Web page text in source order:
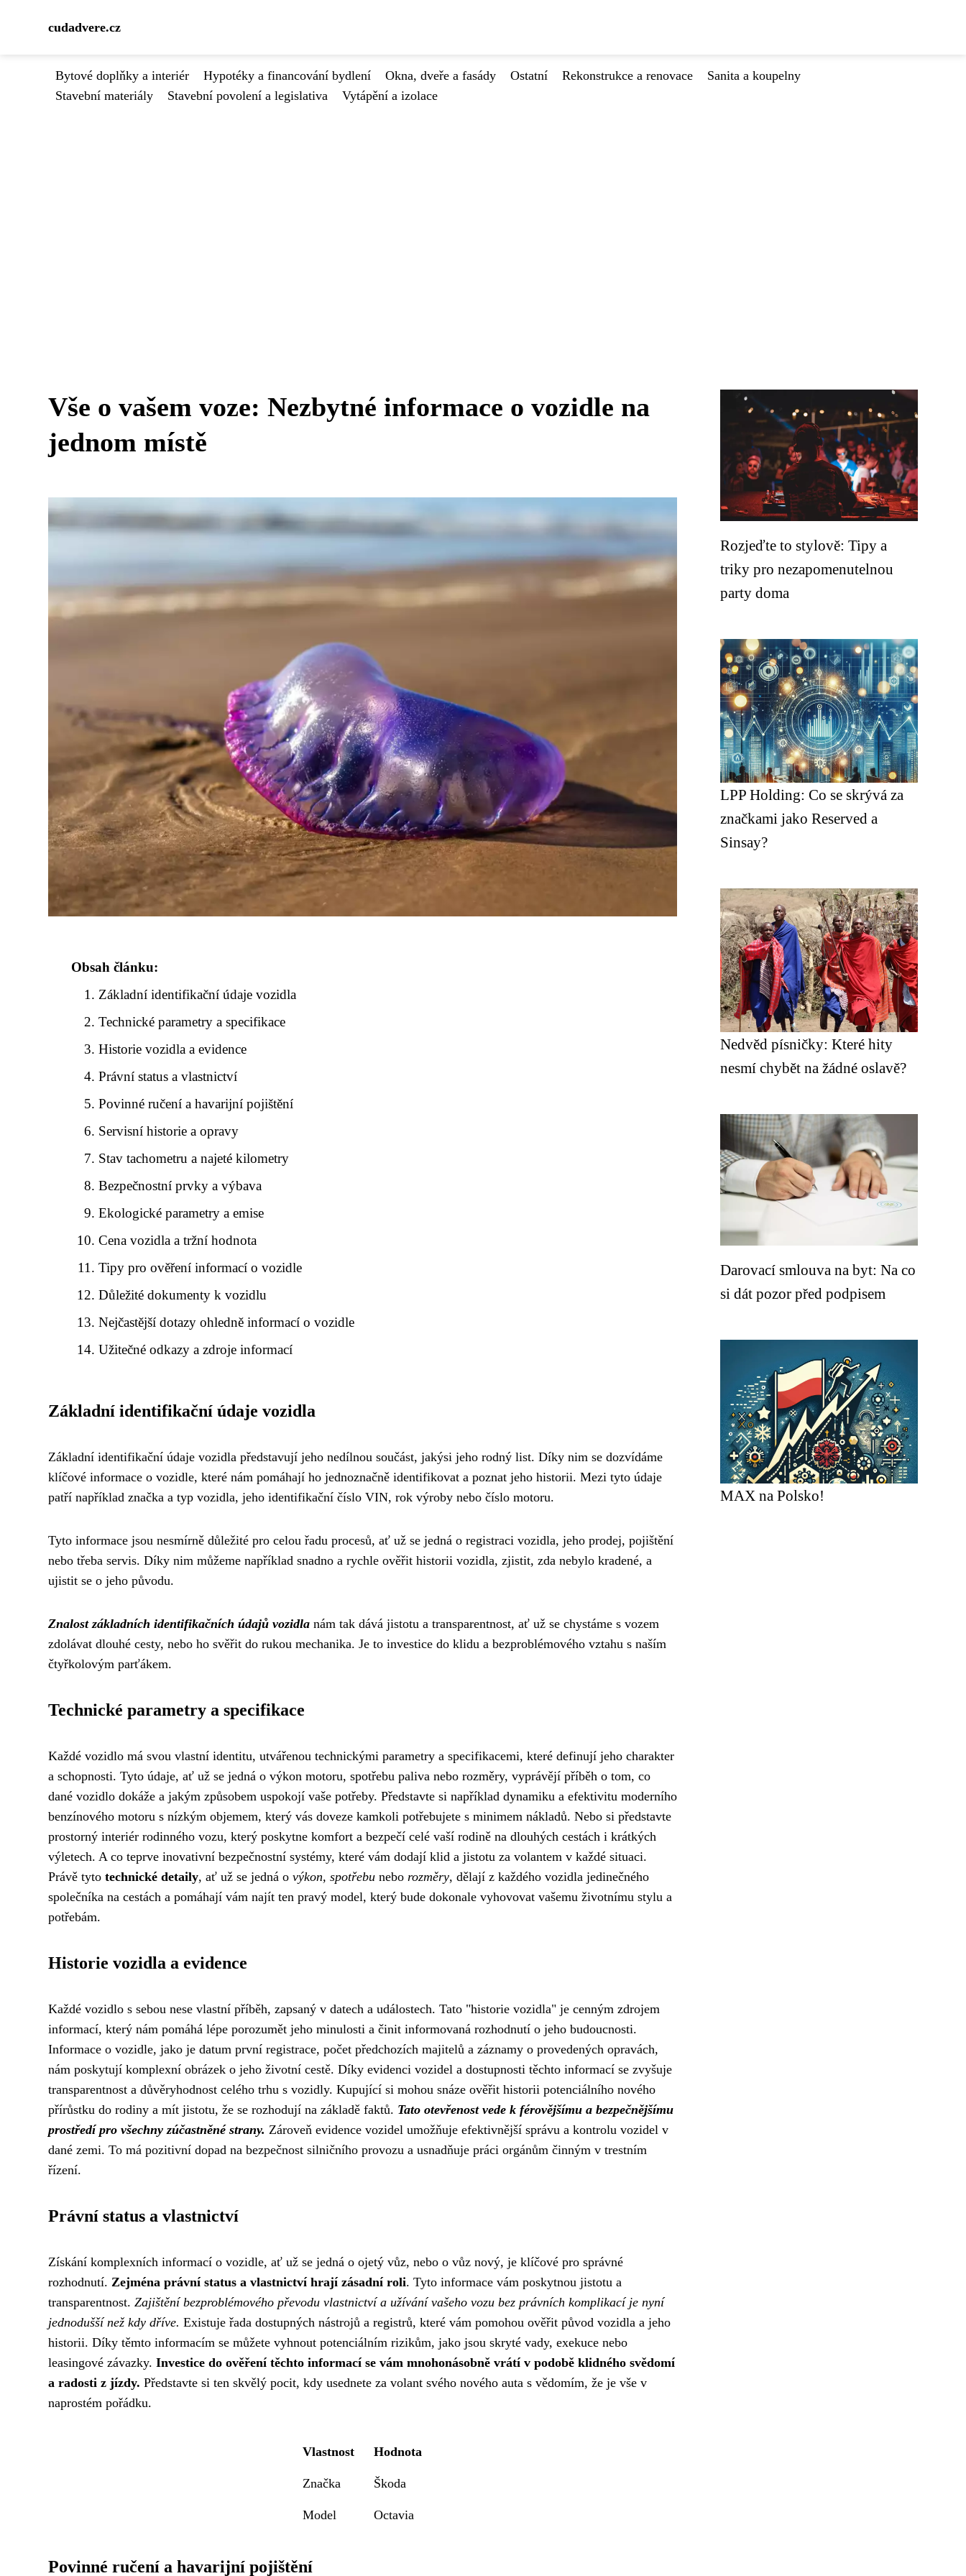
cudadvere.cz
Bytové doplňky a interiér Hypotéky a financování bydlení Okna, dveře a fasády Ostatní Rekonstrukce a renovace
Sanita a koupelny
Stavební materiály
Stavební povolení a legislativa Vytápění a izolace
Vše o vašem voze: Nezbytné informace o vozidle na
jednom místě
Obsah článku:
Základní identifikační údaje vozidla
Technické parametry a specifikace
Historie vozidla a evidence
Právní status a vlastnictví
Povinné ručení a havarijní pojištění
Servisní historie a opravy
Stav tachometru a najeté kilometry
Bezpečnostní prvky a výbava
Ekologické parametry a emise
Cena vozidla a tržní hodnota
Tipy pro ověření informací o vozidle
Důležité dokumenty k vozidlu
Nejčastější dotazy ohledně informací o vozidle
Užitečné odkazy a zdroje informací
Základní identifikační údaje vozidla
Základní identifikační údaje vozidla představují jeho nedílnou součást, jakýsi jeho rodný list. Díky nim se dozvídáme
klíčové informace o vozidle, které nám pomáhají ho jednoznačně identifikovat a poznat jeho historii. Mezi tyto údaje
patří například značka a typ vozidla, jeho identifikační číslo VIN, rok výroby nebo číslo motoru.
Tyto informace jsou nesmírně důležité pro celou řadu procesů, ať už se jedná o registraci vozidla, jeho prodej, pojištění
nebo třeba servis. Díky nim můžeme například snadno a rychle ověřit historii vozidla, zjistit, zda nebylo kradené, a
ujistit se o jeho původu.
Znalost základních identifikačních údajů vozidla nám tak dává jistotu a transparentnost, ať už se chystáme s vozem
zdolávat dlouhé cesty, nebo ho svěřit do rukou mechanika. Je to investice do klidu a bezproblémového vztahu s naším
čtyřkolovým parťákem.
Technické parametry a specifikace
Každé vozidlo má svou vlastní identitu, utvářenou technickými parametry a specifikacemi, které definují jeho charakter
a schopnosti. Tyto údaje, ať už se jedná o výkon motoru, spotřebu paliva nebo rozměry, vyprávějí příběh o tom, co
dané vozidlo dokáže a jakým způsobem uspokojí vaše potřeby. Představte si například dynamiku a efektivitu moderního
benzínového motoru s nízkým objemem, který vás doveze kamkoli potřebujete s minimem nákladů. Nebo si představte
prostorný interiér rodinného vozu, který poskytne komfort a bezpečí celé vaší rodině na dlouhých cestách i krátkých
výletech. A co teprve inovativní bezpečnostní systémy, které vám dodají klid a jistotu za volantem v každé situaci.
Právě tyto technické detaily, ať už se jedná o výkon, spotřebu nebo rozměry, dělají z každého vozidla jedinečného
společníka na cestách a pomáhají vám najít ten pravý model, který bude dokonale vyhovovat vašemu životnímu stylu a
potřebám.
Historie vozidla a evidence
Každé vozidlo s sebou nese vlastní příběh, zapsaný v datech a událostech. Tato "historie vozidla" je cenným zdrojem
informací, který nám pomáhá lépe porozumět jeho minulosti a činit informovaná rozhodnutí o jeho budoucnosti.
Informace o vozidle, jako je datum první registrace, počet předchozích majitelů a záznamy o provedených opravách,
nám poskytují komplexní obrázek o jeho životní cestě. Díky evidenci vozidel a dostupnosti těchto informací se zvyšuje
transparentnost a důvěryhodnost celého trhu s vozidly. Kupující si mohou snáze ověřit historii potenciálního nového
přírůstku do rodiny a mít jistotu, že se rozhodují na základě faktů. Tato otevřenost vede k férovějšímu a bezpečnějšímu
prostředí pro všechny zúčastněné strany. Zároveň evidence vozidel umožňuje efektivnější správu a kontrolu vozidel v
dané zemi. To má pozitivní dopad na bezpečnost silničního provozu a usnadňuje práci orgánům činným v trestním
řízení.
Právní status a vlastnictví
Získání komplexních informací o vozidle, ať už se jedná o ojetý vůz, nebo o vůz nový, je klíčové pro správné
rozhodnutí. Zejména právní status a vlastnictví hrají zásadní roli. Tyto informace vám poskytnou jistotu a
transparentnost. Zajištění bezproblémového převodu vlastnictví a užívání vašeho vozu bez právních komplikací je nyní
jednodušší než kdy dříve. Existuje řada dostupných nástrojů a registrů, které vám pomohou ověřit původ vozidla a jeho
historii. Díky těmto informacím se můžete vyhnout potenciálním rizikům, jako jsou skryté vady, exekuce nebo
leasingové závazky. Investice do ověření těchto informací se vám mnohonásobně vrátí v podobě klidného svědomí
a radosti z jízdy. Představte si ten skvělý pocit, kdy usednete za volant svého nového auta s vědomím, že je vše v
naprostém pořádku.
Vlastnost Hodnota
Značka Škoda
Model Octavia
Povinné ručení a havarijní pojištění
Rozjeďte to stylově: Tipy a
triky pro nezapomenutelnou
party doma
LPP Holding: Co se skrývá za
značkami jako Reserved a
Sinsay?
Nedvěd písničky: Které hity
nesmí chybět na žádné oslavě?
Darovací smlouva na byt: Na co
si dát pozor před podpisem
MAX na Polsko!